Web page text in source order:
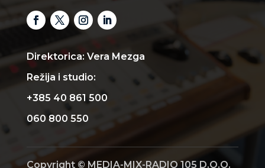
Direktorica: Vera Mezga
Režija i studio:
+385 40 861 500
060 800 550
Copyright © MEDIA-MIX-RADIO 105 D.O.O.